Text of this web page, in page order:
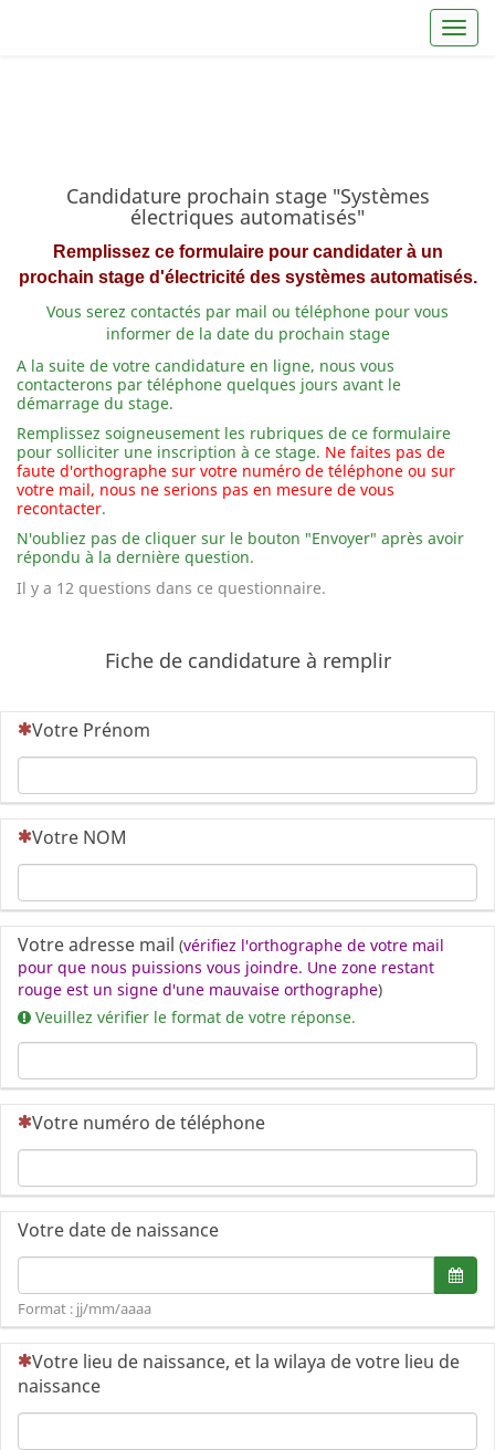
Candidature prochain stage "Systèmes
électriques automatisés"
Remplissez ce formulaire pour candidater à un
prochain stage d'électricité des systèmes automatisés.
Vous serez contactés par mail ou téléphone pour vous
informer de la date du prochain stage
A la suite de votre candidature en ligne, nous vous
contacterons par téléphone quelques jours avant le
démarrage du stage.
Remplissez soigneusement les rubriques de ce formulaire
pour solliciter une inscription à ce stage. Ne faites pas de
faute d'orthographe sur votre numéro de téléphone ou sur
votre mail, nous ne serions pas en mesure de vous
recontacter.
N'oubliez pas de cliquer sur le bouton "Envoyer" après avoir
répondu à la dernière question.
Il y a 12 questions dans ce questionnaire.
Fiche de candidature à remplir
(Cette question est obligatoire)
Votre Prénom
(Cette question est obligatoire)
Votre NOM
Votre adresse mail (vérifiez l'orthographe de votre mail
pour que nous puissions vous joindre. Une zone restant
rouge est un signe d'une mauvaise orthographe)
Veuillez vérifier le format de votre réponse.
(Cette question est obligatoire)
Votre numéro de téléphone
Votre date de naissance
Format de date : jj/mm/aaaa
Format : jj/mm/aaaa
(Cette question est obligatoire)
Votre lieu de naissance, et la wilaya de votre lieu de
naissance